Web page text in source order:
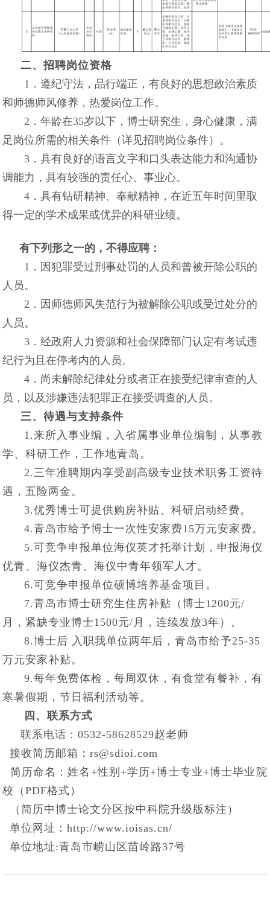
二、招聘岗位资格
1．遵纪守法，品行端正，有良好的思想政治素质
和师德师风修养，热爱岗位工作。
2．年龄在35岁以下，博士研究生，身心健康，满
足岗位所需的相关条件（详见招聘岗位条件）。
3．具有良好的语言文字和口头表达能力和沟通协
调能力，具有较强的责任心、事业心。
4．具有钻研精神、奉献精神，在近五年时间里取
得一定的学术成果或优异的科研业绩。
有下列形之一的，不得应聘：
1．因犯罪受过刑事处罚的人员和曾被开除公职的
人员。
2．因师德师风失范行为被解除公职或受过处分的
人员。
3．经政府人力资源和社会保障部门认定有考试违
纪行为且在停考内的人员。
4．尚未解除纪律处分或者正在接受纪律审查的人
员，以及涉嫌违法犯罪正在接受调查的人员。
三、待遇与支持条件
1.来所入事业编，入省属事业单位编制，从事教
学、科研工作，工作地青岛。
2.三年准聘期内享受副高级专业技术职务工资待
遇，五险两金。
3.优秀博士可提供购房补贴、科研启动经费。
4.青岛市给予博士一次性安家费15万元安家费。
5.可竞争申报单位海仪英才托举计划，申报海仪
优青、海仪杰青、海仪中青年领军人才。
6.可竞争申报单位硕博培养基金项目。
7.青岛市博士研究生住房补贴（博士1200元/
月，紧缺专业博士1500元/月，连续发放3年）。
8.博士后 入职我单位两年后，青岛市给予25-35
万元安家补贴。
9.每年免费体检，每周双休，有食堂有餐补，有
寒暑假期，节日福利活动等。
四、联系方式
联系电话：0532-58628529赵老师
接收简历邮箱：rs@sdioi.com
简历命名：姓名+性别+学历+博士专业+博士毕业院
校（PDF格式）
（简历中博士论文分区按中科院升级版标注）
单位网址：http://www.ioisas.cn/
单位地址:青岛市崂山区苗岭路37号